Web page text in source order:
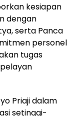
kesiapan
dengan
serta Panca
personel
tugas
Priaji dalam
setinggi-